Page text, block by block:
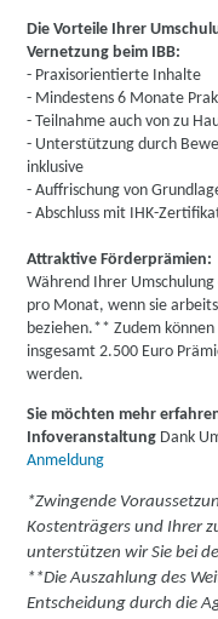
Die Vorteile Ihrer
Vernetzung beim IBB:
- Praxisorientierte Inhalte
- Mindestens 6 Monate
- Teilnahme auch von zu
- Unterstützung durch
inklusive
- Auffrischung von
- Abschluss mit IHK-
Attraktive Förderprämien:
Während Ihrer
pro Monat, wenn sie
beziehen.** Zudem
insgesamt 2.500 Euro
werden.
Sie möchten mehr
Infoveranstaltung Dank
Anmeldung
*Zwingende
Kostenträgers und Ihrer
unterstützen wir Sie bei
**Die Auszahlung des
Entscheidung durch die